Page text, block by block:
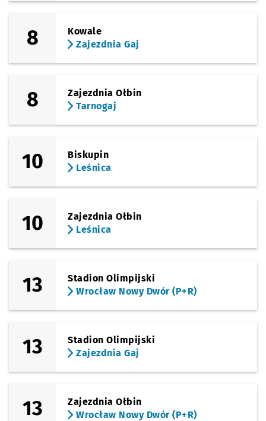
8
Kowale
Zajezdnia Gaj
8
Zajezdnia Ołbin
Tarnogaj
10
Biskupin
Leśnica
10
Zajezdnia Ołbin
Leśnica
13
Stadion Olimpijski
Wrocław Nowy Dwór (P+R)
13
Stadion Olimpijski
Zajezdnia Gaj
13
Zajezdnia Ołbin
Wrocław Nowy Dwór (P+R)